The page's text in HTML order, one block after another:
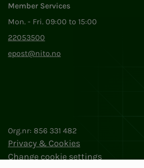
Member Services
Mon. - Fri. 09:00 to 15:00
22053500
epost@nito.no
Org.nr: 856 331 482
Privacy & Cookies
Change cookie settings